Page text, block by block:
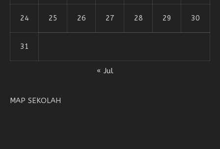
24 25 26 27 28 29 30
31
« Jul
MAP SEKOLAH